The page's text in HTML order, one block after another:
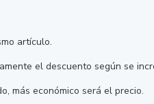
artículo.
el descuento según se
más económico será el precio.